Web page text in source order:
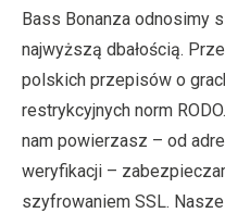
Bass Bonanza odnosimy
najwyższą dbałością.
polskich przepisów o
restrykcyjnych norm
nam powierzasz – od
weryfikacji –
szyfrowaniem SSL.